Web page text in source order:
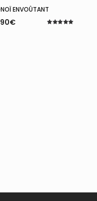
Ajouter Au Panier
ENVOÛTANT
€